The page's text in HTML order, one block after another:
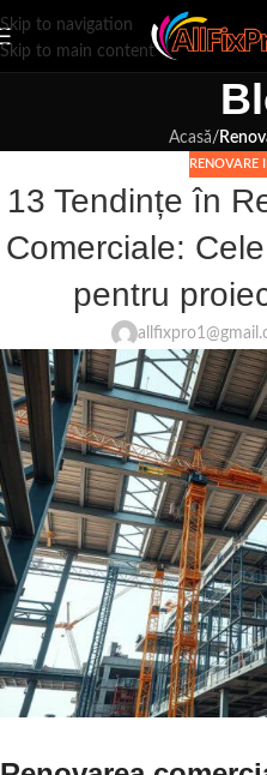
Skip to navigation
Skip to main content
Acasă/
RENOVARE
13 Tendințe în
Comerciale:
pentru